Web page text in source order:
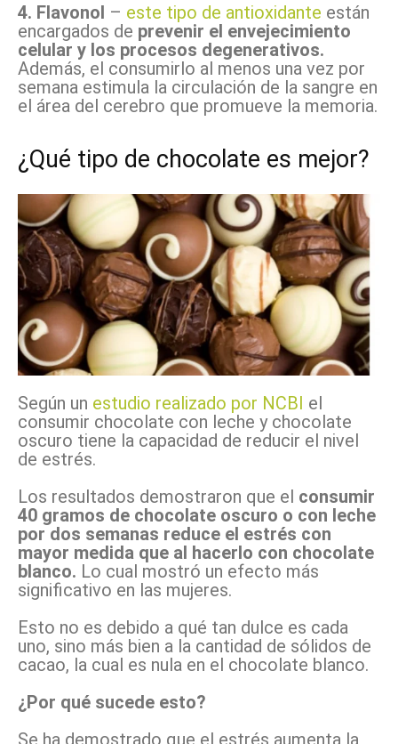
4. Flavonol – este tipo de antioxidante están
encargados de prevenir el envejecimiento
celular y los procesos degenerativos.
Además, el consumirlo al menos una vez por
semana estimula la circulación de la sangre en
el área del cerebro que promueve la memoria.
¿Qué tipo de chocolate es mejor?
Según un estudio realizado por NCBI el
consumir chocolate con leche y chocolate
oscuro tiene la capacidad de reducir el nivel
de estrés.
Los resultados demostraron que el consumir
40 gramos de chocolate oscuro o con leche
por dos semanas reduce el estrés con
mayor medida que al hacerlo con chocolate
blanco. Lo cual mostró un efecto más
significativo en las mujeres.
Esto no es debido a qué tan dulce es cada
uno, sino más bien a la cantidad de sólidos de
cacao, la cual es nula en el chocolate blanco.
¿Por qué sucede esto?
Se ha demostrado que el estrés aumenta la